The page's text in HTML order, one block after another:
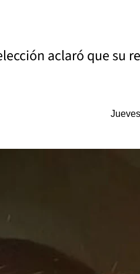
aclaró que su